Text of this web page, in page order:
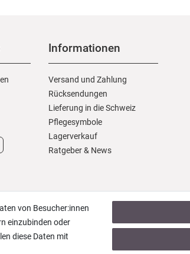
Informationen
Versand und Zahlung
Rücksendungen
Lieferung in die Schweiz
Pflegesymbole
Lagerverkauf
Ratgeber & News
von Besucher:innen
einzubinden oder
diese Daten mit